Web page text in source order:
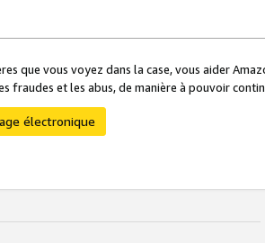
que vous voyez dans la case, vous aider
fraudes et les abus, de manière à pouvoir
électronique